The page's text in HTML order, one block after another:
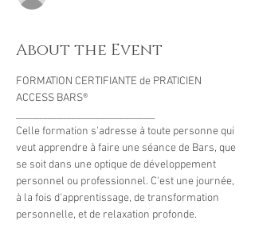
About the Event
FORMATION CERTIFIANTE de PRATICIEN
ACCESS BARS®
Celle formation s'adresse à toute personne qui
veut apprendre à faire une séance de Bars, que
se soit dans une optique de développement
personnel ou professionnel. C'est une journée,
à la fois d'apprentissage, de transformation
personnelle, et de relaxation profonde.